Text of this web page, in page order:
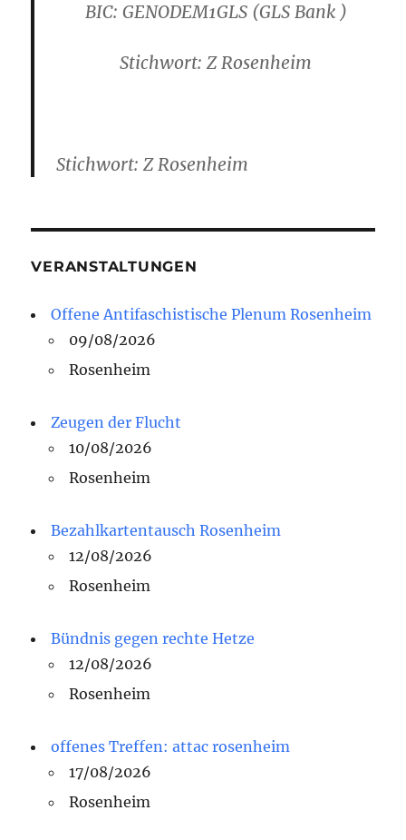
BIC: GENODEM1GLS(GLS Bank )
Stichwort: Z Rosenheim
Stichwort: Z Rosenheim
VERANSTALTUNGEN
Offene Antifaschistische Plenum Rosenheim
09/08/2026
Rosenheim
Zeugen der Flucht
10/08/2026
Rosenheim
Bezahlkartentausch Rosenheim
12/08/2026
Rosenheim
Bündnis gegen rechte Hetze
12/08/2026
Rosenheim
offenes Treffen: attac rosenheim
17/08/2026
Rosenheim